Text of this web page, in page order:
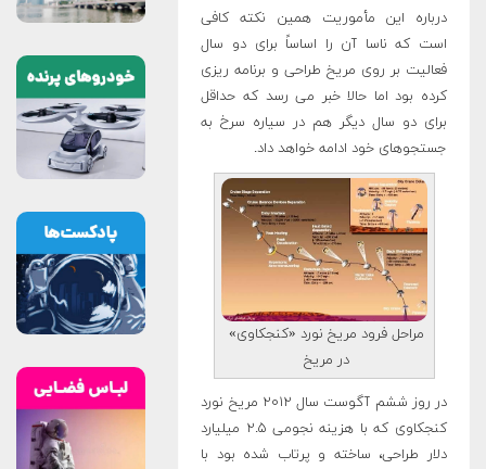
درباره این مأموریت همین نکته کافی
است که ناسا آن را اساساً برای دو سال
فعالیت بر روی مریخ طراحی و برنامه ریزی
کرده بود اما حالا خبر می رسد که حداقل
برای دو سال دیگر هم در سیاره سرخ به
جستجوهای خود ادامه خواهد داد.
مراحل فرود مریخ نورد «کنجکاوی»
در مریخ
در روز ششم آگوست سال ۲۰۱۲ مریخ نورد
کنجکاوی که با هزینه نجومی ۲.۵ میلیارد
دلار طراحی، ساخته و پرتاب شده بود با